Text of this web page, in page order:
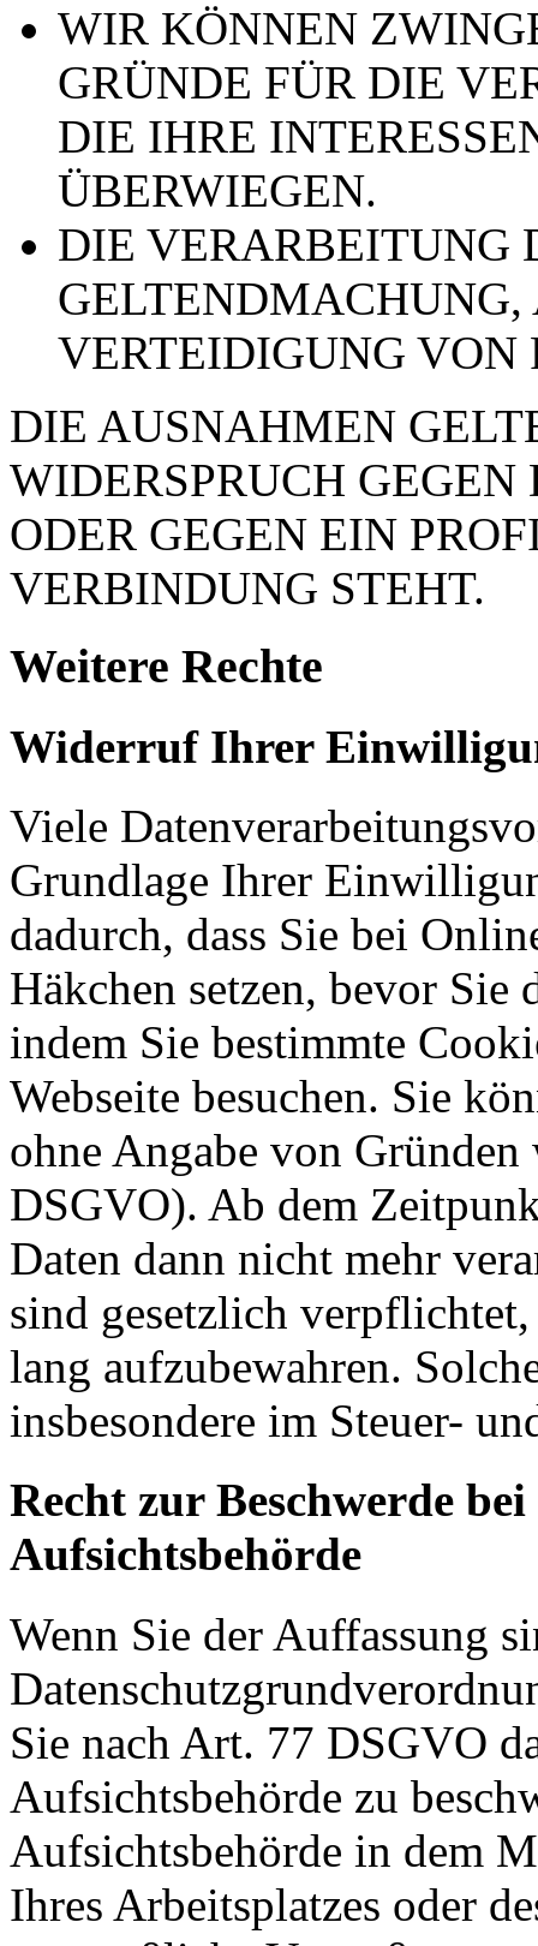
WIR KÖNNEN
GRÜNDE FÜR DIE
DIE IHRE
ÜBERWIEGEN.
DIE VERARBEITUNG
VERTEIDIGUNG VON
DIE AUSNAHMEN
WIDERSPRUCH
ODER GEGEN EIN
VERBINDUNG STEHT.
Weitere Rechte
Widerruf Ihrer
Viele
Grundlage Ihrer
dadurch, dass Sie bei
Häkchen setzen, bevor Sie
indem Sie bestimmte
Webseite besuchen. Sie
ohne Angabe von
DSGVO). Ab dem
Daten dann nicht mehr
sind gesetzlich
lang aufzubewahren.
insbesondere im Steuer-
Recht zur Beschwerde
Aufsichtsbehörde
Wenn Sie der Auffassung
Sie nach Art. 77 DSGVO
Aufsichtsbehörde zu
Aufsichtsbehörde in dem
Ihres Arbeitsplatzes oder